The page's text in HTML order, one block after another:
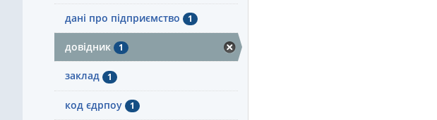
дані про підприємство 1
довідник 1
заклад 1
код єдрпоу 1